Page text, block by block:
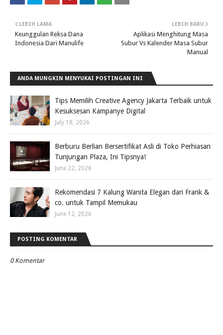
LEBIH BARU
Aplikasi Menghitung Masa
Subur Vs Kalender Masa Subur
Manual
LEBIH LAMA
Keunggulan Reksa Dana
Indonesia Dari Manulife
ANDA MUNGKIN MENYUKAI POSTINGAN INI
Tips Memilih Creative Agency Jakarta Terbaik untuk
Kesuksesan Kampanye Digital
July 18, 2026
Berburu Berlian Bersertifikat Asli di Toko Perhiasan
Tunjungan Plaza, Ini Tipsnya!
June 22, 2026
Rekomendasi 7 Kalung Wanita Elegan dari Frank &
co. untuk Tampil Memukau
June 12, 2026
POSTING KOMENTAR
0 Komentar